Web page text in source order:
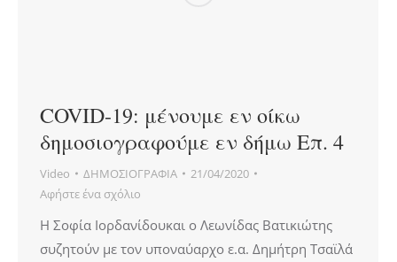
COVID-19: μένουμε εν οίκω
δημοσιογραφούμε εν δήμω Επ. 4
Video ΔΗΜΟΣΙΟΓΡΑΦΙΑ
21/04/2020
Αφήστε ένα σχόλιο
Η Σοφία Ιορδανίδουκαι ο Λεωνίδας Βατικιώτης
συζητούν με τον υποναύαρχο ε.α. Δημήτρη Τσαϊλά